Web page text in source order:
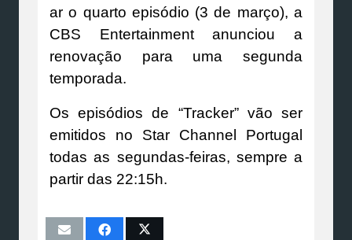
ar o quarto episódio (3 de março), a
CBS Entertainment anunciou a
renovação para uma segunda
temporada.
Os episódios de “Tracker” vão ser
emitidos no Star Channel Portugal
todas as segundas-feiras, sempre a
partir das 22:15h.